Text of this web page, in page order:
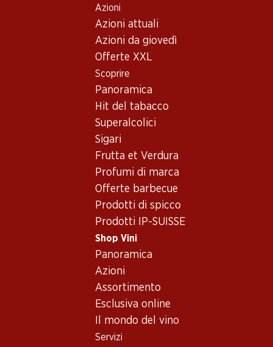
Azioni
Azioni attuali
Azioni da giovedì
Offerte XXL
Scoprire
Panoramica
Hit del tabacco
Superalcolici
Sigari
Frutta et Verdura
Profumi di marca
Offerte barbecue
Prodotti di spicco
Prodotti IP-SUISSE
Shop Vini
Panoramica
Azioni
Assortimento
Esclusiva online
Il mondo del vino
Servizi
Vino/champagne
Setúbal
JP Azeitão Tinto Vinho Regional Península de Setúbal
Fronte Retro
JP Azeitão Tinto Vinho Regional
Península de Setúbal
Portogallo,Setúbal